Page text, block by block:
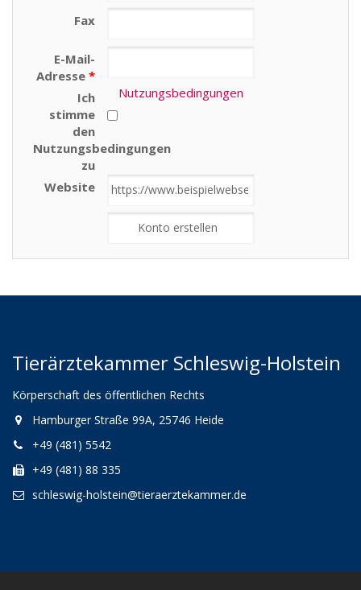
Fax
E-Mail-
Adresse *
Ich
stimme
den
Nutzungsbedingungen
zu
Nutzungsbedingungen
Website
Tierärztekammer Schleswig-Holstein
Körperschaft des öffentlichen Rechts
Hamburger Straße 99A, 25746 Heide
+49 (481) 5542
+49 (481) 88 335
schleswig-holstein@tieraerztekammer.de